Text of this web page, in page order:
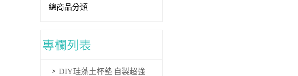
總商品分類
DIY珪藻土杯墊|自製超強